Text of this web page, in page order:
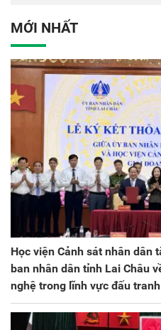
MỚI NHẤT
Học viện Cảnh sát nhân dân
ban nhân dân tỉnh Lai Châu
nghệ trong lĩnh vực đấu